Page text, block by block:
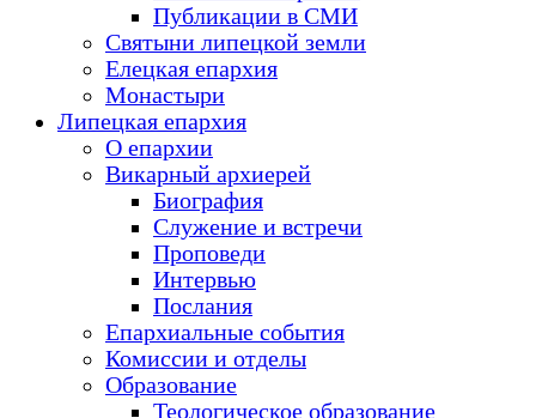
Публикации в СМИ
Святыни липецкой земли
Елецкая епархия
Монастыри
Липецкая епархия
О епархии
Викарный архиерей
Биография
Служение и встречи
Проповеди
Интервью
Послания
Епархиальные события
Комиссии и отделы
Образование
Теологическое образование